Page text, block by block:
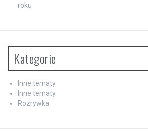
roku
Kategorie
Inne tematy
Inne tematy
Rozrywka